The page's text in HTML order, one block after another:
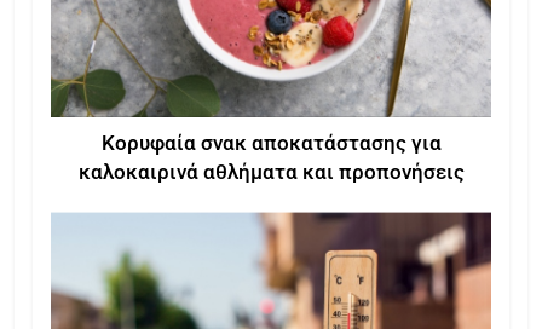
Κορυφαία σνακ αποκατάστασης για
καλοκαιρινά αθλήματα και προπονήσεις